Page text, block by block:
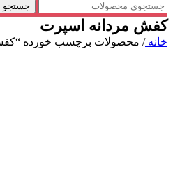
جستجو
کفش مردانه اسپرت
خانه/ محصولات برچسب خورده